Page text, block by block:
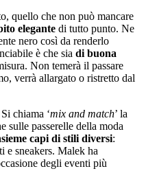
quello che non può mancare
elegante di tutto punto. Ne
nero così da renderlo
è che sia di buona
Non temerà il passare
verrà allargato o ristretto dal
chiama ‘mix and match’ la
sulle passerelle della moda
capi di stili diversi:
e sneakers. Malek ha
degli eventi più